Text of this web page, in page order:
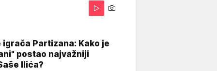
igrača Partizana: Kako je
postao najvažniji
Ilića?